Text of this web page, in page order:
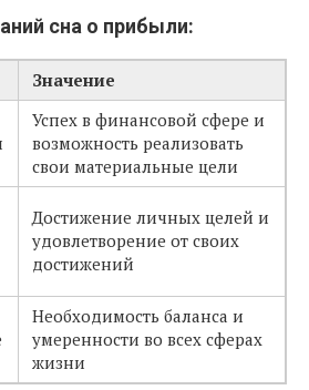
сна о прибыли:
Значение
Успех в финансовой сфере и
возможность реализовать
свои материальные цели
Достижение личных целей и
удовлетворение от своих
достижений
Необходимость баланса и
умеренности во всех сферах
жизни